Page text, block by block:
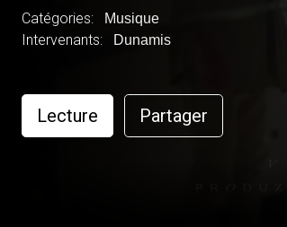
Catégories: Musique
Intervenants: Dunamis
Lecture Partager